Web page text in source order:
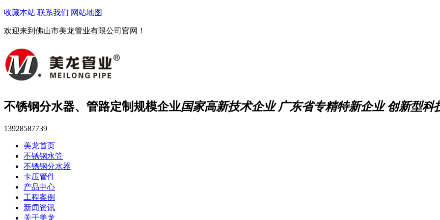
收藏本站 联系我们 网站地图
欢迎来到佛山市美龙管业有限公司官网！
不锈钢分水器、管路定制规模企业国家高新技术企业 广东省专精特新企业 创新型科
13928587739
美龙首页
不锈钢水管
不锈钢分水器
卡压管件
产品中心
工程案例
新闻资讯
关于美龙